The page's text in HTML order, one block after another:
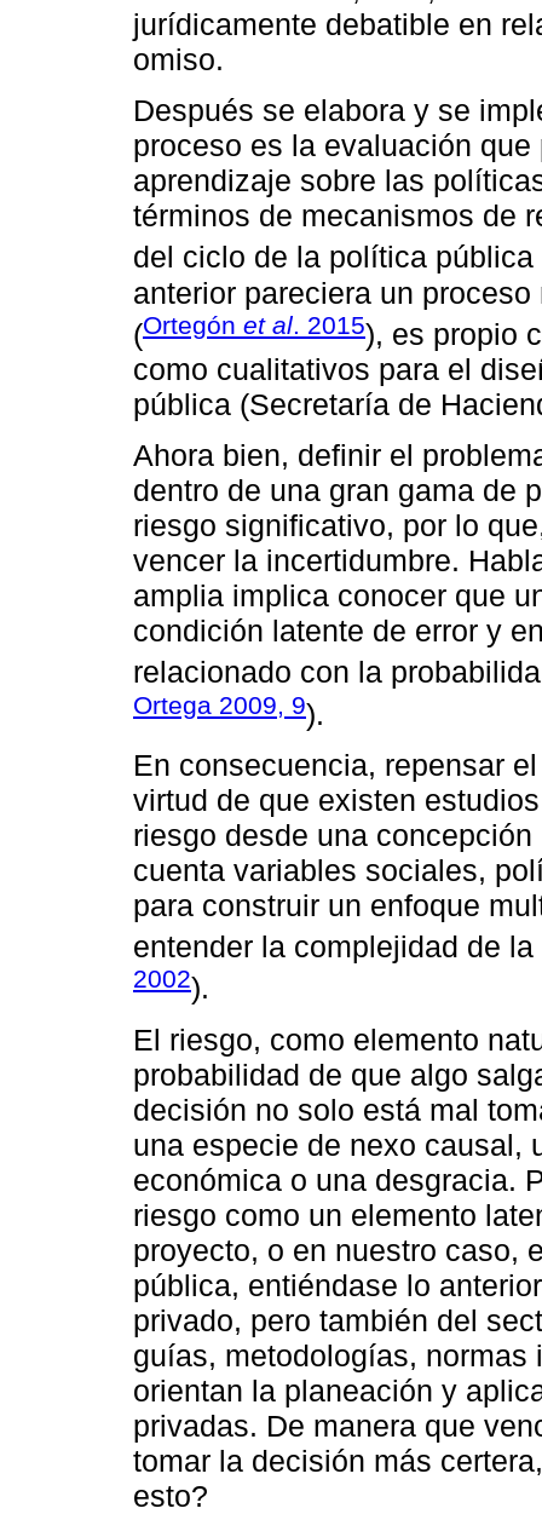
jurídicamente debatible en
omiso.
Después se elabora y se
proceso es la evaluación
aprendizaje sobre las
términos de mecanismos de
del ciclo de la política pública
anterior pareciera un
(Ortegón et al. 2015), es propio
como cualitativos para el
pública (Secretaría de
Ahora bien, definir el
dentro de una gran gama de
riesgo significativo, por lo
vencer la incertidumbre.
amplia implica conocer que
condición latente de error y
relacionado con la
Ortega 2009, 9).
En consecuencia, repensar
virtud de que existen
riesgo desde una
cuenta variables sociales,
para construir un enfoque
entender la complejidad de
2002).
El riesgo, como elemento
probabilidad de que algo
decisión no solo está mal
una especie de nexo causal,
económica o una desgracia.
riesgo como un elemento
proyecto, o en nuestro caso,
pública, entiéndase lo
privado, pero también del
guías, metodologías,
orientan la planeación y
privadas. De manera que
tomar la decisión más
esto?